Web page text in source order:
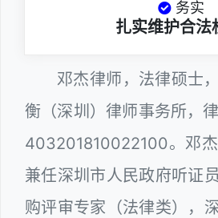
务实
扎实维护合法
邓杰律师，法律硕士
衡（深圳）律师事务所，
403201810022100。邓杰
兼任深圳市人民政府听证
购评审专家（法律类），